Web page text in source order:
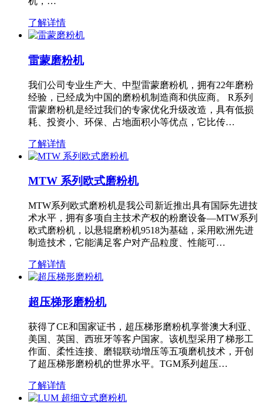
了解详情
雷蒙磨粉机
我们公司专业生产大、中型雷蒙磨粉机，拥有22年磨粉
经验，已经成为中国的磨粉机制造商和供应商。 R系列
雷蒙磨粉机是经过我们的专家优化升级改造，具有低损
耗、投资小、环保、占地面积小等优点，它比传…
了解详情
MTW 系列欧式磨粉机
MTW系列欧式磨粉机是我公司新近推出具有国际先进技
术水平，拥有多项自主技术产权的粉磨设备—MTW系列
欧式磨粉机，以悬辊磨粉机9518为基础，采用欧洲先进
制造技术，它能满足客户对产品粒度、性能可…
了解详情
超压梯形磨粉机
获得了CE和国家证书，超压梯形磨粉机享誉澳大利亚、
美国、英国、西班牙等客户国家。该机型采用了梯形工
作面、柔性连接、磨辊联动增压等五项磨机技术，开创
了超压梯形磨粉机的世界水平。TGM系列超压…
了解详情